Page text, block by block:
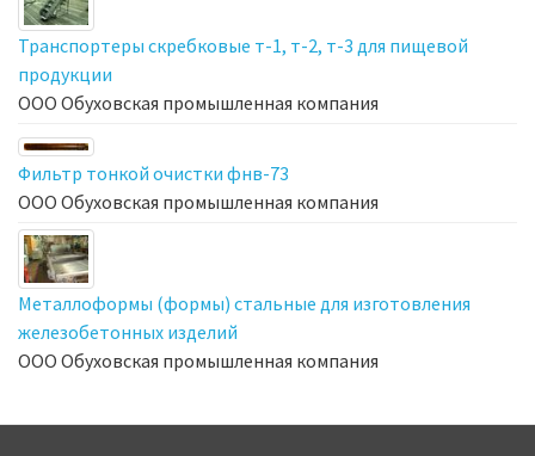
Транспортеры скребковые т-1, т-2, т-3 для пищевой
продукции
ООО Обуховская промышленная компания
Фильтр тонкой очистки фнв-73
ООО Обуховская промышленная компания
Металлоформы (формы) стальные для изготовления
железобетонных изделий
ООО Обуховская промышленная компания